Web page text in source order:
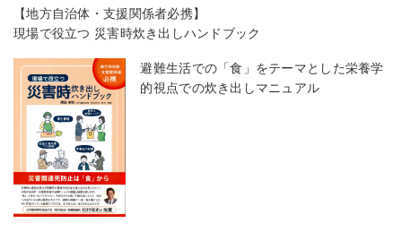
【地方自治体・支援関係者必携】
現場で役立つ 災害時炊き出しハンドブック
避難生活での「食」をテーマとした栄養学
的視点での炊き出しマニュアル